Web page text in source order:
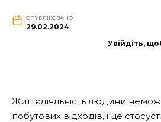
ОПУБЛІКОВАНО
29.02.2024
Увійдіть,
Життєдіяльність людини
побутових відходів, і це